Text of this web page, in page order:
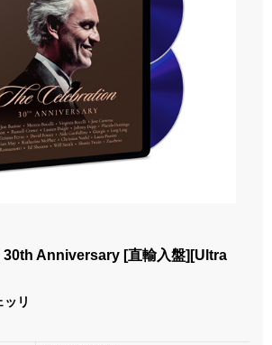
Anniversary [直輸入盤][Ultra
リ